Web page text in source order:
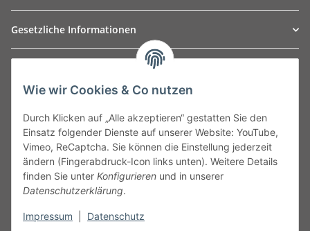
Gesetzliche Informationen
Leibnizstraße 2a
Germany
Phone:+49 40 5287270
Fax:+49 40 5281050
Email:sales@tow-automotive.de
Wie wir Cookies & Co nutzen
Durch Klicken auf „Alle akzeptieren“ gestatten Sie den
Einsatz folgender Dienste auf unserer Website: YouTube,
Vimeo, ReCaptcha. Sie können die Einstellung jederzeit
ändern (Fingerabdruck-Icon links unten). Weitere Details
finden Sie unter Konfigurieren und in unserer
Datenschutzerklärung.
Impressum Datenschutz